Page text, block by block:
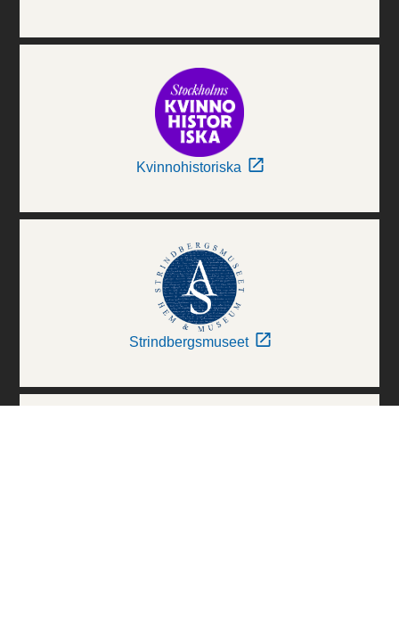
Kvinnohistoriska
Strindbergsmuseet